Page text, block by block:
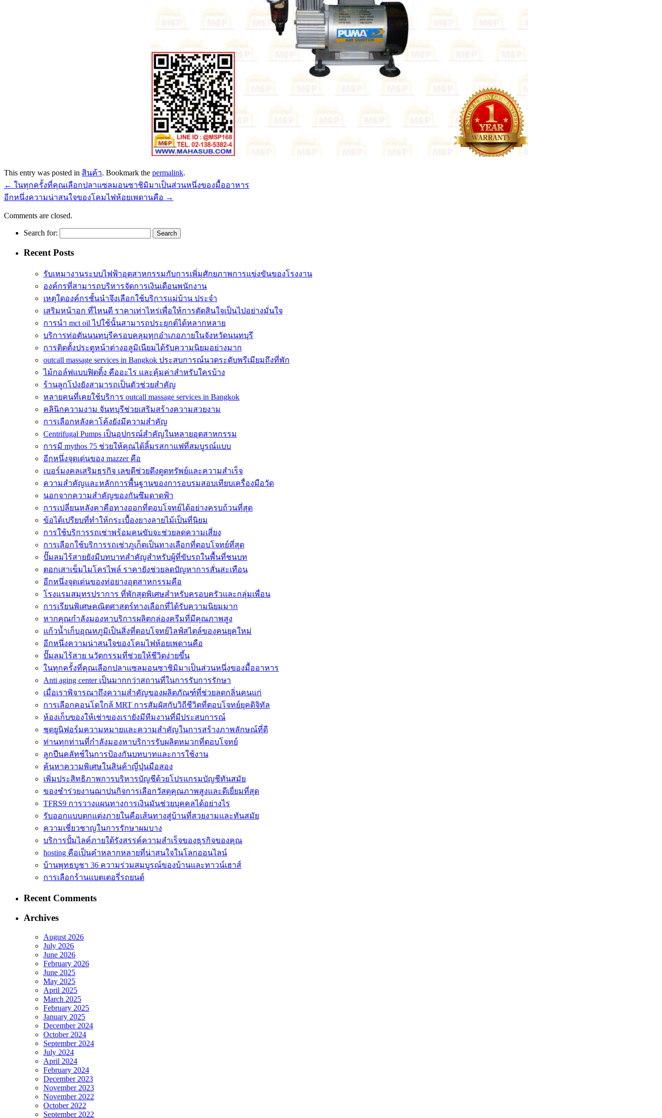
This entry was posted in สินค้า. Bookmark the permalink.
← ในทุกครั้งที่คุณเลือกปลาแซลมอนซาชิมิมาเป็นส่วนหนึ่งของมื้ออาหาร
อีกหนึ่งความน่าสนใจของโคมไฟห้อยเพดานคือ →
Comments are closed.
Search for:
Recent Posts
รับเหมางานระบบไฟฟ้าอุตสาหกรรมกับการเพิ่มศักยภาพการแข่งขันของโรงงาน
องค์กรที่สามารถบริหารจัดการเงินเดือนพนักงาน
เหตุใดองค์กรชั้นนำจึงเลือกใช้บริการแม่บ้าน ประจำ
เสริมหน้าอก ที่ไหนดี ราคาเท่าไหร่เพื่อให้การตัดสินใจเป็นไปอย่างมั่นใจ
การนำ mct oil ไปใช้นั้นสามารถประยุกต์ได้หลากหลาย
บริการท่อตันนนทบุรีครอบคลุมทุกอำเภอภายในจังหวัดนนทบุรี
การติดตั้งประตูหน้าต่างอลูมิเนียมได้รับความนิยมอย่างมาก
outcall massage services in Bangkok ประสบการณ์นวดระดับพรีเมียมถึงที่พัก
ไม้กอล์ฟแบบฟิตติ้ง คืออะไร และคุ้มค่าสำหรับใครบ้าง
ร้านลูกโป่งยังสามารถเป็นตัวช่วยสำคัญ
หลายคนที่เคยใช้บริการ outcall massage services in Bangkok
คลินิกความงาม จันทบุรีช่วยเสริมสร้างความสวยงาม
การเลือกหลังคาโค้งยังมีความสำคัญ
Centrifugal Pumps เป็นอุปกรณ์สำคัญในหลายอุตสาหกรรม
การมี mythos 75 ช่วยให้คุณได้ลิ้มรสกาแฟที่สมบูรณ์แบบ
อีกหนึ่งจุดเด่นของ mazzer คือ
เบอร์มงคลเสริมธุรกิจ เลขดีช่วยดึงดูดทรัพย์และความสำเร็จ
ความสำคัญและหลักการพื้นฐานของการอบรมสอบเทียบเครื่องมือวัด
นอกจากความสำคัญของกันซึมดาดฟ้า
การเปลี่ยนหลังคาคือทางออกที่ตอบโจทย์ได้อย่างครบถ้วนที่สุด
ข้อได้เปรียบที่ทำให้กระเบื้องยางลายไม้เป็นที่นิยม
การใช้บริการรถเช่าพร้อมคนขับจะช่วยลดความเสี่ยง
การเลือกใช้บริการรถเช่าภูเก็ตเป็นทางเลือกที่ตอบโจทย์ที่สุด
ปั๊มลมไร้สายยังมีบทบาทสำคัญสำหรับผู้ที่ขับรถในพื้นที่ชนบท
ตอกเสาเข็มไมโครไพล์ ราคายังช่วยลดปัญหาการสั่นสะเทือน
อีกหนึ่งจุดเด่นของท่อยางอุตสาหกรรมคือ
โรงแรมสมุทรปราการ ที่พักสุดพิเศษสำหรับครอบครัวและกลุ่มเพื่อน
การเรียนพิเศษคณิตศาสตร์ทางเลือกที่ได้รับความนิยมมาก
หากคุณกำลังมองหาบริการผลิตกล่องครีมที่มีคุณภาพสูง
แก้วน้ำเก็บอุณหภูมิเป็นสิ่งที่ตอบโจทย์ไลฟ์สไตล์ของคนยุคใหม่
อีกหนึ่งความน่าสนใจของโคมไฟห้อยเพดานคือ
ปั๊มลมไร้สาย นวัตกรรมที่ช่วยให้ชีวิตง่ายขึ้น
ในทุกครั้งที่คุณเลือกปลาแซลมอนซาชิมิมาเป็นส่วนหนึ่งของมื้ออาหาร
Anti aging center เป็นมากกว่าสถานที่ในการรับการรักษา
เมื่อเราพิจารณาถึงความสำคัญของผลิตภัณฑ์ที่ช่วยลดกลิ่นคนแก่
การเลือกคอนโดใกล้ MRT การสัมผัสกับวิถีชีวิตที่ตอบโจทย์ยุคดิจิทัล
ห้องเก็บของให้เช่าของเรายังมีทีมงานที่มีประสบการณ์
ชุดยูนิฟอร์มความหมายและความสำคัญในการสร้างภาพลักษณ์ที่ดี
ท่านทุกท่านที่กำลังมองหาบริการรับผลิตหมวกที่ตอบโจทย์
ลูกปืนคลัทช์ในการป้องกันบทบาทและการใช้งาน
ค้นหาความพิเศษในสินค้าญี่ปุ่นมือสอง
เพิ่มประสิทธิภาพการบริหารบัญชีด้วยโปรแกรมบัญชีทันสมัย
ของชำร่วยงานฌาปนกิจการเลือกวัสดุคุณภาพสูงและดีเยี่ยมที่สุด
TFRS9 การวางแผนทางการเงินมันช่วยบุคคลได้อย่างไร
รับออกแบบตกแต่งภายในคือเส้นทางสู่บ้านที่สวยงามและทันสมัย
ความเชี่ยวชาญในการรักษาผมบาง
บริการปั้มไลค์ภายใต้รังสรรค์ความสำเร็จของธุรกิจของคุณ
hosting คือเป็นคำหลากหลายที่น่าสนใจในโลกออนไลน์
บ้านพุทธบูชา 36 ความร่วมสมบูรณ์ของบ้านและทาวน์เฮาส์
การเลือกร้านแบตเตอรี่รถยนต์
Recent Comments
Archives
August 2026
July 2026
June 2026
February 2026
June 2025
May 2025
April 2025
March 2025
February 2025
January 2025
December 2024
October 2024
September 2024
July 2024
April 2024
February 2024
December 2023
November 2023
November 2022
October 2022
September 2022